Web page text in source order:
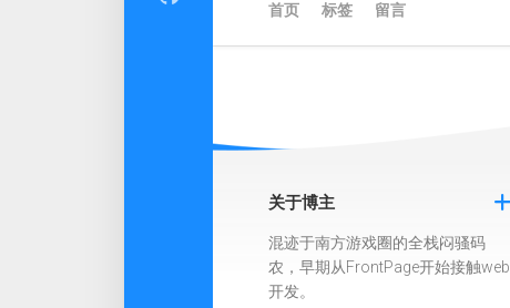
首页 标签 留言
关于博主
混迹于南方游戏圈的全栈闷骚码
农，早期从FrontPage开始接触web
开发。